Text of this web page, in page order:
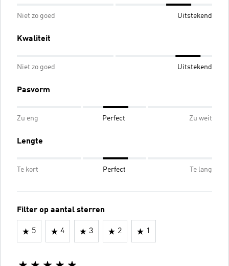
Niet zo goed Uitstekend
Kwaliteit
Niet zo goed Uitstekend
Pasvorm
Zu eng Perfect Zu weit
Lengte
Te kort Perfect Te lang
Filter op aantal sterren
5 4 3 2 1